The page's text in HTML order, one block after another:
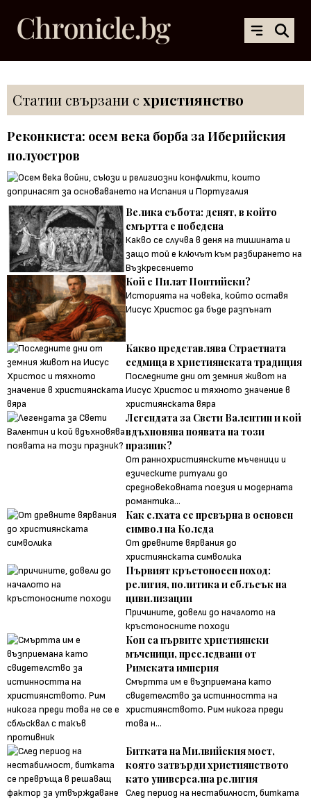
Статии свързани с християнство
Реконкиста: осем века борба за Иберийския
полуостров
Велика събота: денят, в който
смъртта е победена
Какво се случва в деня на тишината и
защо той е ключът към разбирането на
Възкресението
Кой е Пилат Понтийски?
Историята на човека, който оставя
Иисус Христос да бъде разпънат
Какво представлява Страстната
седмица в християнската традиция
Последните дни от земния живот на
Иисус Христос и тяхното значение в
християнската вяра
Легендата за Свети Валентин и кой
вдъхновява появата на този
празник?
От раннохристиянските мъченици и
езическите ритуали до
средновековната поезия и модерната
романтика...
Как елхата се превърна в основен
символ на Коледа
От древните вярвания до
християнската символика
Първият кръстоносен поход:
религия, политика и сблъсък на
цивилизации
Причините, довели до началото на
кръстоносните походи
Кои са първите християнски
мъченици, преследвани от
Римската империя
Смъртта им е възприемана като
свидетелство за истинността на
християнството. Рим никога преди
това н...
Битката на Милвийския мост,
която затвърди християнството
като универсална религия
След период на нестабилност, битката